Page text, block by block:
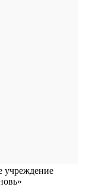
учреждение